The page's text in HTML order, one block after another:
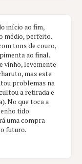
início ao fim,
médio, perfeito.
tons de couro,
ao final.
vinho, levemente
mas este
problemas na
a retirada e
No que toca a
tido
uma compra
futuro.